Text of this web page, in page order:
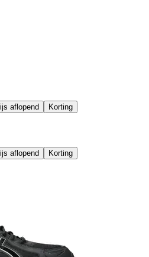
aflopend Korting
aflopend Korting